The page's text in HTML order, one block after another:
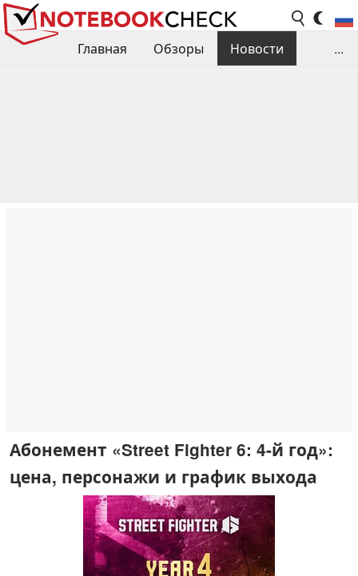
Главная Обзоры
Новости
...
Абонемент «Street Fighter 6: 4-й год»:
цена, персонажи и график выхода